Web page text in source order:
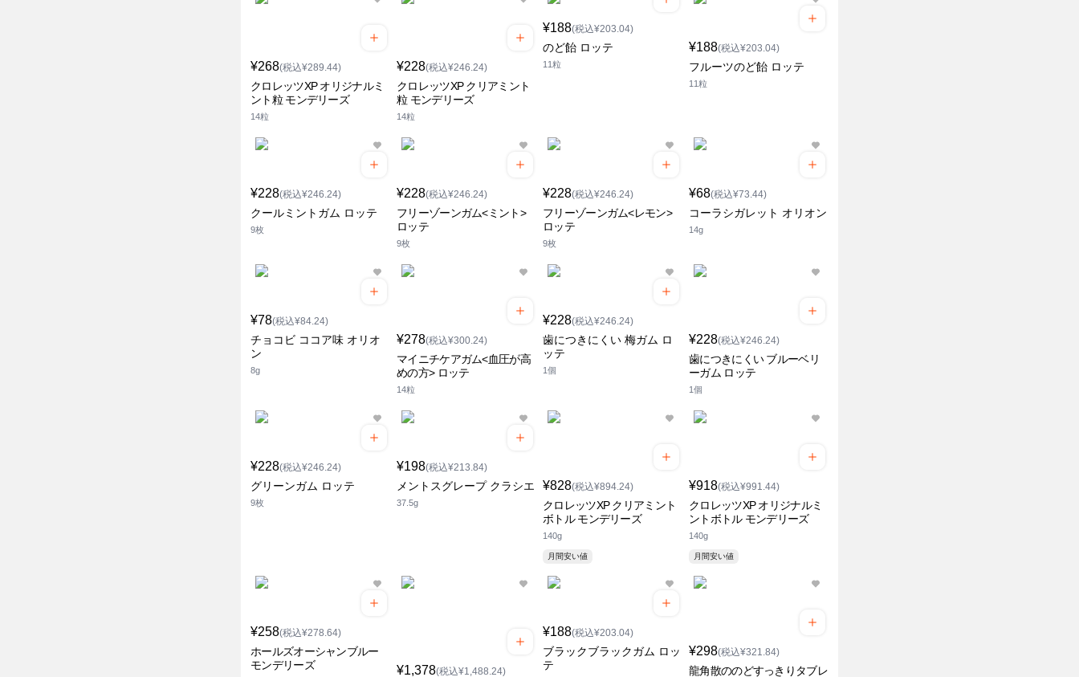
¥268(税込¥289.44)
クロレッツXP オリジナルミ
ント粒 モンデリーズ
14粒
¥228(税込¥246.24)
クロレッツXP クリアミント
粒 モンデリーズ
14粒
¥188(税込¥203.04)
のど飴 ロッテ
11粒
¥188(税込¥203.04)
フルーツのど飴 ロッテ
11粒
¥228(税込¥246.24)
クールミントガム ロッテ
9枚
¥228(税込¥246.24)
フリーゾーンガム<ミント>
ロッテ
9枚
¥228(税込¥246.24)
フリーゾーンガム<レモン>
ロッテ
9枚
¥68(税込¥73.44)
コーラシガレット オリオン
14g
¥78(税込¥84.24)
チョコビ ココア味 オリオ
ン
8g
¥278(税込¥300.24)
マイニチケアガム<血圧が高
めの方> ロッテ
14粒
¥228(税込¥246.24)
歯につきにくい 梅ガム ロ
ッテ
1個
¥228(税込¥246.24)
歯につきにくい ブルーベリ
ーガム ロッテ
1個
¥228(税込¥246.24)
グリーンガム ロッテ
9枚
¥198(税込¥213.84)
メントスグレープ クラシエ
37.5g
¥828(税込¥894.24)
クロレッツXP クリアミント
ボトル モンデリーズ
140g
月間安い値
¥918(税込¥991.44)
クロレッツXP オリジナルミ
ントボトル モンデリーズ
140g
月間安い値
¥258(税込¥278.64)
ホールズオーシャンブルー
モンデリーズ
¥1,378(税込¥1,488.24)
¥188(税込¥203.04)
ブラックブラックガム ロッ
テ
¥298(税込¥321.84)
龍角散ののどすっきりタブレ